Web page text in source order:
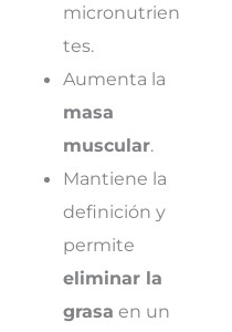
micronutrien
tes.
Aumenta la
masa
muscular.
Mantiene la
definición y
permite
eliminar la
grasa en un